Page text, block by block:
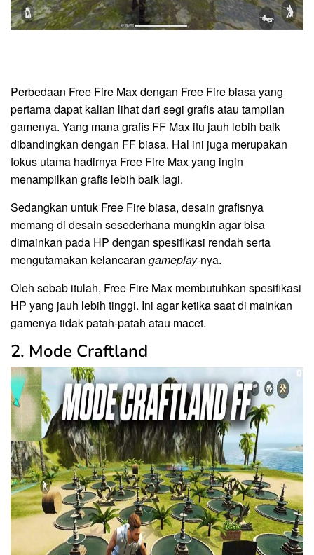
Perbedaan Free Fire Max dengan Free Fire biasa yang
pertama dapat kalian lihat dari segi grafis atau tampilan
gamenya. Yang mana grafis FF Max itu jauh lebih baik
dibandingkan dengan FF biasa. Hal ini juga merupakan
fokus utama hadirnya Free Fire Max yang ingin
menampilkan grafis lebih baik lagi.
Sedangkan untuk Free Fire biasa, desain grafisnya
memang di desain sesederhana mungkin agar bisa
dimainkan pada HP dengan spesifikasi rendah serta
mengutamakan kelancaran gameplay-nya.
Oleh sebab itulah, Free Fire Max membutuhkan spesifikasi
HP yang jauh lebih tinggi. Ini agar ketika saat di mainkan
gamenya tidak patah-patah atau macet.
2. Mode Craftland